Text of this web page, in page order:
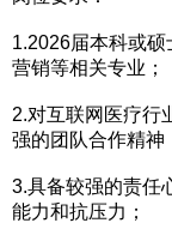
1.2026届本科或
营销等相关专业；
2.对互联网医疗行
强的团队合作精神
3.具备较强的责任
能力和抗压力；